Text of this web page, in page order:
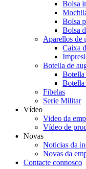
Bolsa
Bolsa
Bolsa
Aparellos de
Caixa
Botella de
Botella
Botella
Fibelas
Serie Militar
Vídeo
Video da
Vídeo de
Novas
Noticias da
Novas da
Contacte connosco